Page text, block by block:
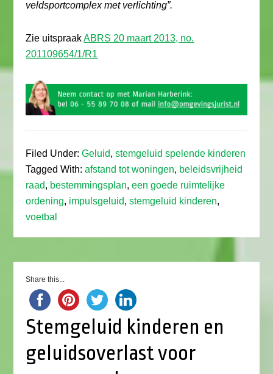
veldsportcomplex met verlichting”.
Zie uitspraakABRS 20 maart 2013, no.
201109654/1/R1
Filed Under:Geluid,stemgeluid spelende kinderen
Tagged With:afstand tot woningen, beleidsvrijheid
raad, bestemmingsplan,een goede ruimtelijke
ordening, impulsgeluid,stemgeluid kinderen,
voetbal
Share this...
Stemgeluid kinderen en
geluidsoverlast voor